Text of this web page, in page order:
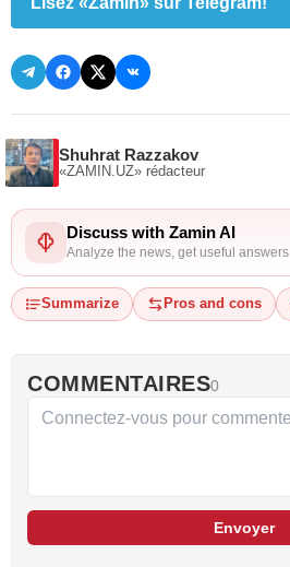
Shuhrat Razzakov
«ZAMIN.UZ» rédacteur
Discuss with Zamin AI
Analyze the news, get useful answers
Summarize Pros and cons
COMMENTAIRES0
Envoyer